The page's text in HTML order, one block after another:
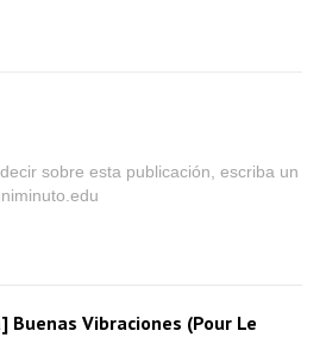
sobre esta publicación, escriba un
Buenas Vibraciones (Pour Le